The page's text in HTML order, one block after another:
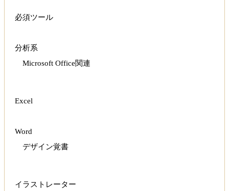
必須ツール
分析系
Microsoft Office関連
Excel
Word
デザイン覚書
イラストレーター